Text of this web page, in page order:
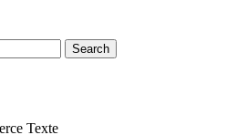
Search
Texte